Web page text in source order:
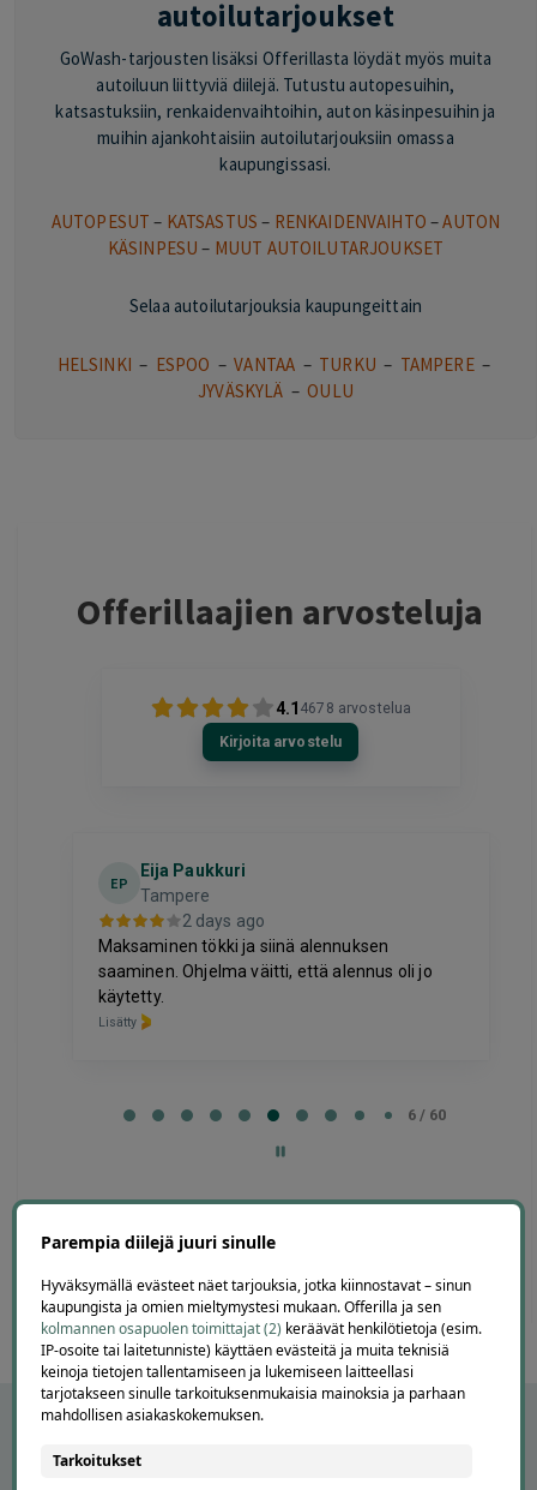
autoilutarjoukset
GoWash-tarjousten lisäksi Offerillasta löydät myös muita
autoiluun liittyviä diilejä. Tutustu autopesuihin,
katsastuksiin, renkaidenvaihtoihin, auton käsinpesuihin ja
muihin ajankohtaisiin autoilutarjouksiin omassa
kaupungissasi.
AUTOPESUT – KATSASTUS – RENKAIDENVAIHTO –AUTON
KÄSINPESU – MUUT AUTOILUTARJOUKSET
Selaa autoilutarjouksia kaupungeittain
HELSINKI – ESPOO –VANTAA – TURKU – TAMPERE–
JYVÄSKYLÄ –OULU
Offerillaajien arvosteluja
4.1 4678 arvostelua
Kirjoita arvostelu
EP
Eija Paukkuri
Tampere
2 days ago
Maksaminen tökki ja siinä alennuksen
saaminen. Ohjelma väitti, että alennus oli jo
käytetty.
Lisätty
6 / 60
Parempia diilejä juuri sinulle
Hyväksymällä evästeet näet tarjouksia, jotka kiinnostavat – sinun
kaupungista ja omien mieltymystesi mukaan. Offerilla ja sen
kolmannen osapuolen toimittajat (2) keräävät henkilötietoja (esim.
IP-osoite tai laitetunniste) käyttäen evästeitä ja muita teknisiä
keinoja tietojen tallentamiseen ja lukemiseen laitteellasi
tarjotakseen sinulle tarkoituksenmukaisia mainoksia ja parhaan
mahdollisen asiakaskokemuksen.
Tarkoitukset